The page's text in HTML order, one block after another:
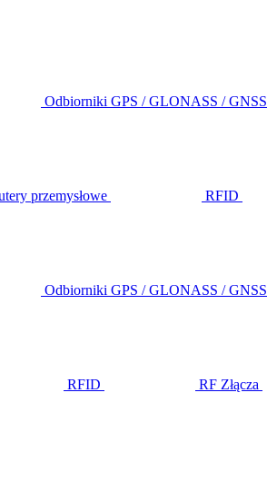
Odbiorniki GPS / GLONASS / GNSS
przemysłowe RFID
Odbiorniki GPS / GLONASS / GNSS
RFID RF Złącza